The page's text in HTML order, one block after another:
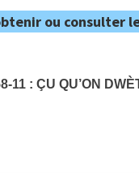
ou consulter
11 : ÇU QU’ON